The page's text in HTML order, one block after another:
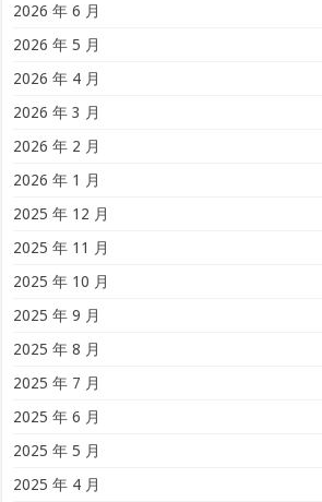
2026 年 6 月
2026 年 5 月
2026 年 4 月
2026 年 3 月
2026 年 2 月
2026 年 1 月
2025 年 12 月
2025 年 11 月
2025 年 10 月
2025 年 9 月
2025 年 8 月
2025 年 7 月
2025 年 6 月
2025 年 5 月
2025 年 4 月